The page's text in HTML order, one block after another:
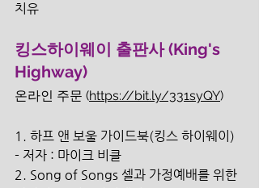
치유
킹스하이웨이 출판사 (King's
Highway)
온라인 주문 (https://bit.ly/331syQY)
1. 하프 앤 보울 가이드북(킹스 하이웨이)
- 저자 : 마이크 비클
2. Song of Songs 셀과 가정예배를 위한